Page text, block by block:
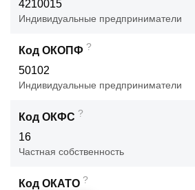
4210015
Индивидуальные предприниматели
Код ОКОПФ ?
50102
Индивидуальные предприниматели
Код ОКФС ?
16
Частная собственность
Код ОКАТО ?